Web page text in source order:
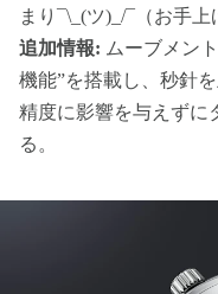
まり¯\_(ツ)_/¯（お手上
追加情報: ムーブメン
機能”を搭載し、秒針
精度に影響を与えずに
る。